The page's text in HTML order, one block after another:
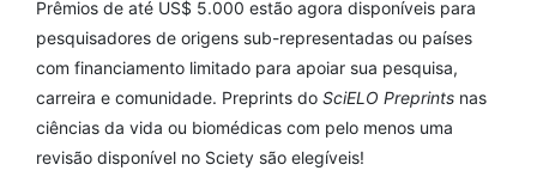
Prêmios de até US$ 5.000 estão agora disponíveis para
pesquisadores de origens sub-representadas ou países
com financiamento limitado para apoiar sua pesquisa,
carreira e comunidade. Preprints do SciELO Preprints nas
ciências da vida ou biomédicas com pelo menos uma
revisão disponível no Sciety são elegíveis!